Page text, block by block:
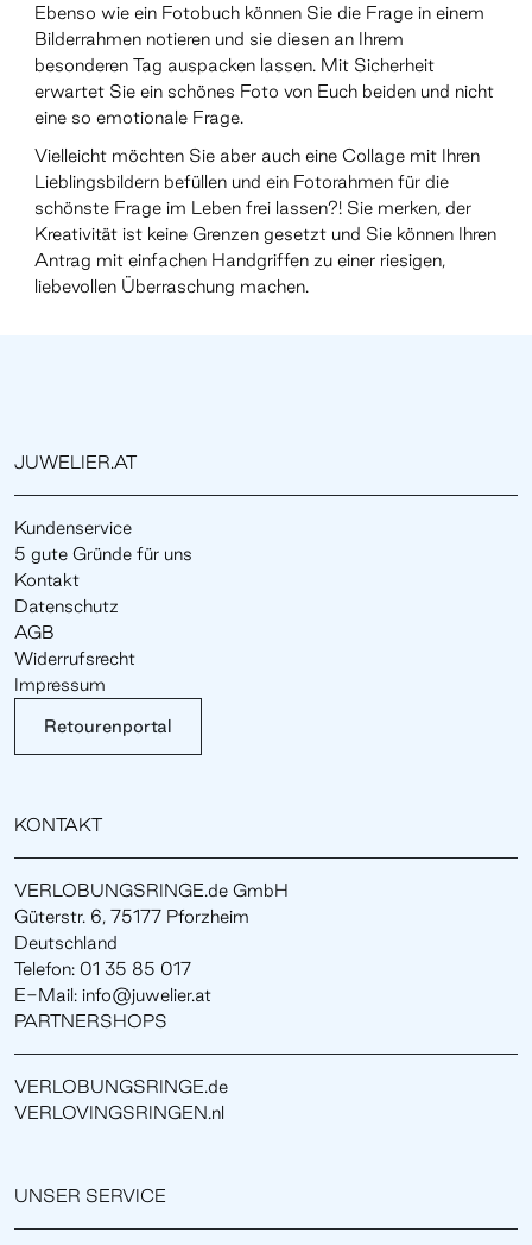
Ebenso wie ein Fotobuch können Sie die Frage in einem
Bilderrahmen notieren und sie diesen an Ihrem
besonderen Tag auspacken lassen. Mit Sicherheit
erwartet Sie ein schönes Foto von Euch beiden und nicht
eine so emotionale Frage.
Vielleicht möchten Sie aber auch eine Collage mit Ihren
Lieblingsbildern befüllen und ein Fotorahmen für die
schönste Frage im Leben frei lassen?! Sie merken, der
Kreativität ist keine Grenzen gesetzt und Sie können Ihren
Antrag mit einfachen Handgriffen zu einer riesigen,
liebevollen Überraschung machen.
JUWELIER.AT
Kundenservice
5 gute Gründe für uns
Kontakt
Datenschutz
AGB
Widerrufsrecht
Impressum
Retourenportal
KONTAKT
VERLOBUNGSRINGE.de GmbH
Güterstr. 6, 75177 Pforzheim
Deutschland
Telefon: 01 35 85 017
E-Mail: info@juwelier.at
PARTNERSHOPS
VERLOBUNGSRINGE.de
VERLOVINGSRINGEN.nl
UNSER SERVICE